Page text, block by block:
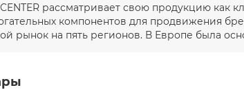
рассматривает свою продукцию как
компонентов для продвижения
рынок на пять регионов. В Европе была